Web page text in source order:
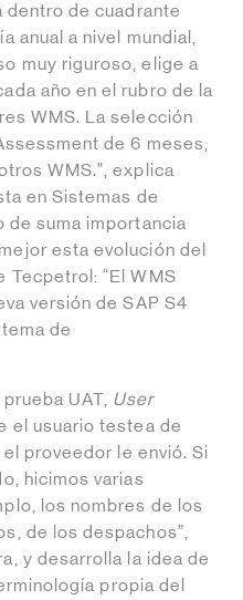
dentro de cuadrante
anual a nivel mundial,
muy riguroso, elige a
año en el rubro de la
WMS. La selección
de 6 meses,
WMS.”, explica
en Sistemas de
de suma importancia
esta evolución del
“El WMS
versión de SAP S4
de
UAT, User
el usuario testea de
proveedor le envió. Si
hicimos varias
los nombres de los
de los despachos”,
y desarrolla la idea de
propia del